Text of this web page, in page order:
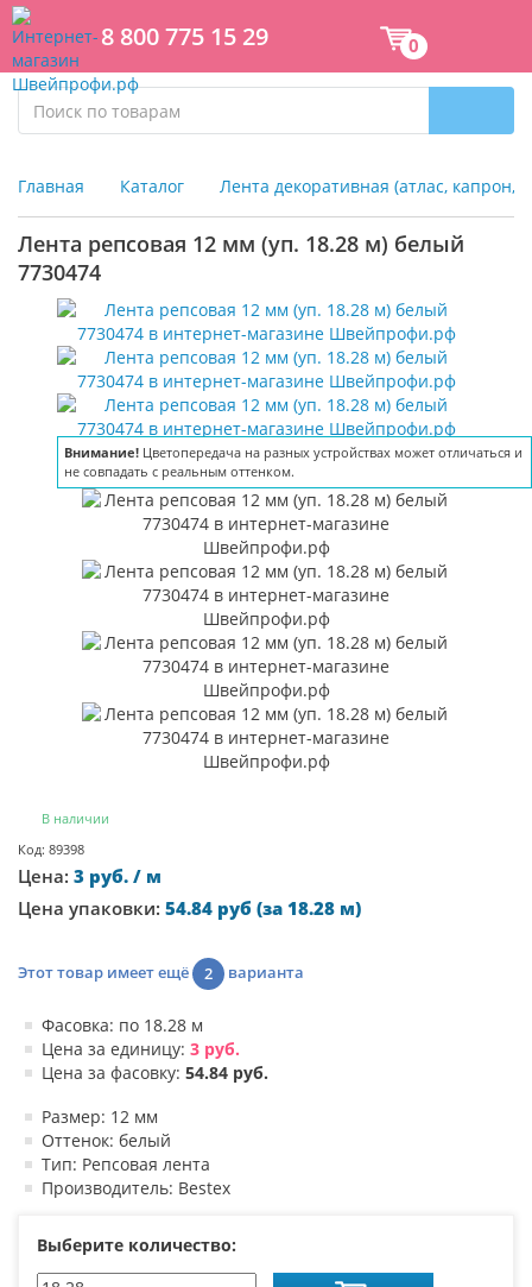
8 800 775 15 29 0
Главная Каталог Лента декоративная (атлас, капрон,
Лента репсовая 12 мм (уп. 18.28 м) белый
7730474
Внимание! Цветопередача на разных устройствах может отличаться и
не совпадать с реальным оттенком.
Внимание! Цветопередача на разных устройствах может отличаться и
не совпадать с реальным оттенком.
Внимание! Цветопередача на разных устройствах может отличаться и
не совпадать с реальным оттенком.
Внимание! Цветопередача на разных устройствах может отличаться и
не совпадать с реальным оттенком.
В наличии
Код: 89398
Цена: 3 руб. / м
Цена упаковки: 54.84 руб (за 18.28 м)
Этот товар имеет ещё 2 варианта
Фасовка: по 18.28 м
Цена за единицу: 3 руб.
Цена за фасовку: 54.84 руб.
Размер: 12 мм
Оттенок: белый
Тип: Репсовая лента
Производитель: Bestex
Выберите количество: